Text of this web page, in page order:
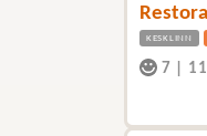
KESKLINN
7